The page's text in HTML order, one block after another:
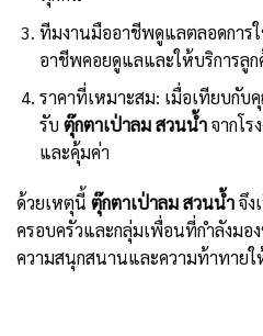
ทีมงานมืออาชีพดูแลตลอดการ
อาชีพคอยดูแลและให้บริการลูก
ราคาที่เหมาะสม: เมื่อเทียบกั
รับ ตุ๊กตาเป่าลม สวนน้ำจากโร
และคุ้มค่า
ด้วยเหตุนี้ ตุ๊กตาเป่าลม สวนน้ำจึง
ครอบครัวและกลุ่มเพื่อนที่กำลังมอ
ความสนุกสนานและความท้าทาย